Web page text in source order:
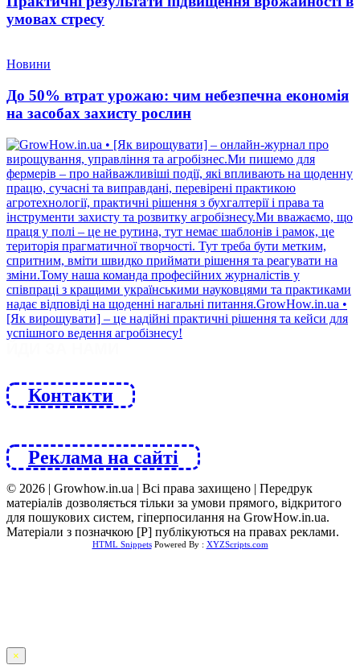
умовах стресу
Новини
До 50% втрат урожаю: чим небезпечна економія
на засобах захисту рослин
Контакти
Реклама на сайті
© 2026 | Growhow.in.ua | Всі права захищено | Передрук
матеріалів дозволяється тільки за умови прямого, відкритого
для пошукових систем, гіперпосилання на GrowHow.in.ua.
Матеріали з позначкою [Р] публікуються на правах реклами.
HTML SnippetsPowered By : XYZScripts.com
×